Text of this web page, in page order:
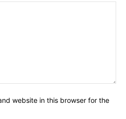
website in this browser for the